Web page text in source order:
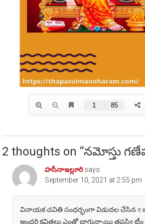
2 thoughts on “నమోస్తు
హసీనాఇల్లూరి says:
September 10, 2021 at 2:55 pm
వినాయక చవితి సంధర్భంగా విడుదల చేసిన e
అందరి కవితలు ఎంతో బాగున్నాయి తపస్వి టీం